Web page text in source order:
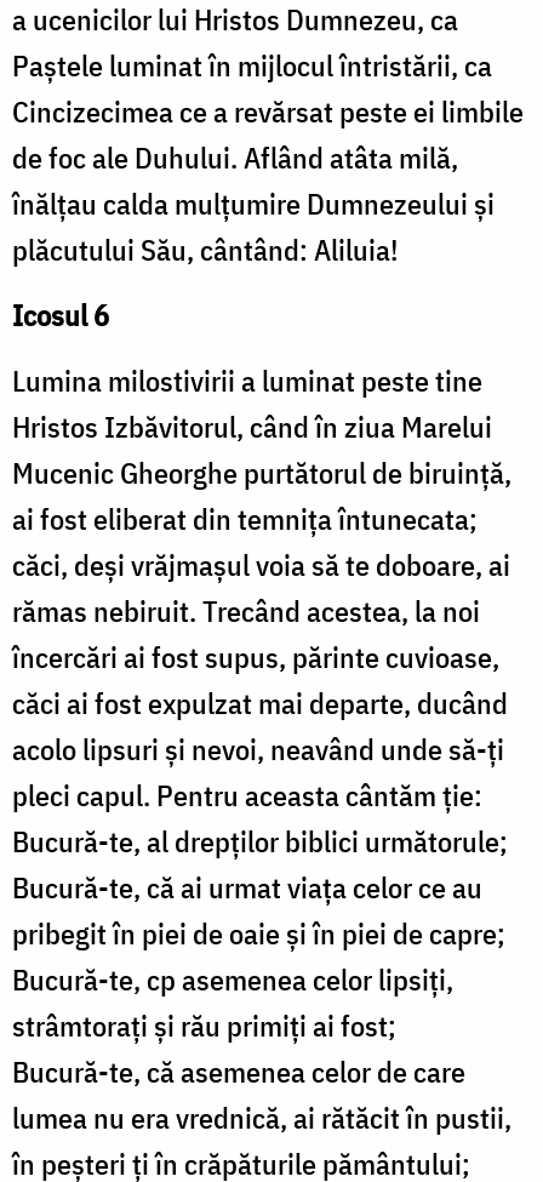
a ucenicilor lui Hristos Dumnezeu, ca
Paștele luminat în mijlocul întristării, ca
Cincizecimea ce a revărsat peste ei limbile
de foc ale Duhului. Aflând atâta milă,
înălțau calda mulțumire Dumnezeului și
plăcutului Său, cântând: Aliluia!
Icosul 6
Lumina milostivirii a luminat peste tine
Hristos Izbăvitorul, când în ziua Marelui
Mucenic Gheorghe purtătorul de biruință,
ai fost eliberat din temnița întunecata;
căci, deși vrăjmașul voia să te doboare, ai
rămas nebiruit. Trecând acestea, la noi
încercări ai fost supus, părinte cuvioase,
căci ai fost expulzat mai departe, ducând
acolo lipsuri și nevoi, neavând unde să-ți
pleci capul. Pentru aceasta cântăm ție:
Bucură-te, al drepților biblici următorule;
Bucură-te, că ai urmat viața celor ce au
pribegit în piei de oaie și în piei de capre;
Bucură-te, cp asemenea celor lipsiți,
strâmtorați și rău primiți ai fost;
Bucură-te, că asemenea celor de care
lumea nu era vrednică, ai rătăcit în pustii,
în peșteri ți în crăpăturile pământului;